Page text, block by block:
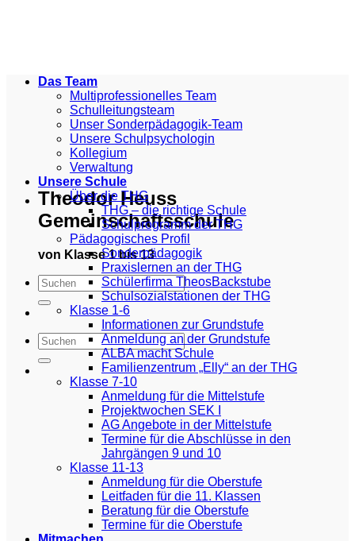
Theodor Heuss
Gemeinschaftsschule
von Klasse 1 bis 13
Das Team
Multiprofessionelles Team
Schulleitungsteam
Unser Sonderpädagogik-Team
Unsere Schulpsychologin
Kollegium
Verwaltung
Unsere Schule
Über die THG
THG – die richtige Schule
Schulprogramm der THG
Pädagogisches Profil
Sonderpädagogik
Praxislernen an der THG
Schülerfirma TheosBackstube
Schulsozialstationen der THG
Klasse 1-6
Informationen zur Grundstufe
Anmeldung an der Grundstufe
ALBA macht Schule
Familienzentrum „Elly“ an der THG
Klasse 7-10
Anmeldung für die Mittelstufe
Projektwochen SEK I
AG Angebote in der Mittelstufe
Termine für die Abschlüsse in den
Jahrgängen 9 und 10
Klasse 11-13
Anmeldung für die Oberstufe
Leitfaden für die 11. Klassen
Beratung für die Oberstufe
Termine für die Oberstufe